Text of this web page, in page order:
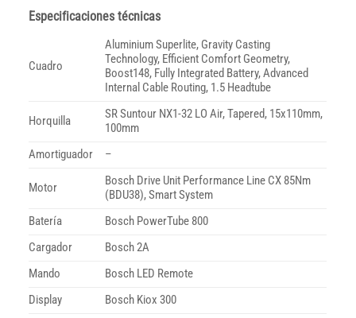
Especificaciones técnicas
Cuadro
Aluminium Superlite, Gravity Casting
Technology, Efficient Comfort Geometry,
Boost148, Fully Integrated Battery, Advanced
Internal Cable Routing, 1.5 Headtube
Horquilla
SR Suntour NX1-32 LO Air, Tapered, 15x110mm,
100mm
Amortiguador
–
Motor
Bosch Drive Unit Performance Line CX 85Nm
(BDU38), Smart System
Batería
Bosch PowerTube 800
Cargador
Bosch 2A
Mando
Bosch LED Remote
Display
Bosch Kiox 300